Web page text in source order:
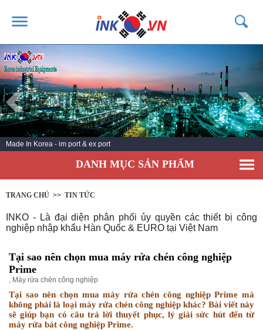
TRANG CHỦ
GIỚI THIỆU
SẢN PHẨM
DỊCH VỤ
TIN TỨC
KHÁCH HÀNG
Made In Korea - im port & ex port
DANH MỤC SẢN PHẨM
TRANG CHỦ >> TIN TỨC
INKO - Là đại diện phân phối ủy quyền các thiết bị công
nghiệp nhập khẩu Hàn Quốc & EURO tại Việt Nam
Tại sao nên chọn mua máy rửa chén công nghiệp
Prime
Máy rửa chén công nghiệp
Tại sao nên chọn mua máy rửa chén công nghiệp Prime mà
không phải là loại máy rửa chén công nghiệp khác? Bài viết này
sẽ giúp bạn có câu trả lời thuyết phục, lý giải sức hút đến từ
máy rửa bát công nghiệp Prime.